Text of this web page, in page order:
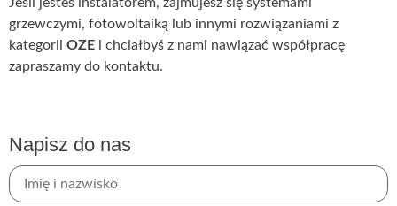
grzewczymi, fotowoltaiką lub innymi rozwiązaniami z
kategorii OZE i chciałbyś z nami nawiązać współpracę
zapraszamy do kontaktu.
Napisz do nas